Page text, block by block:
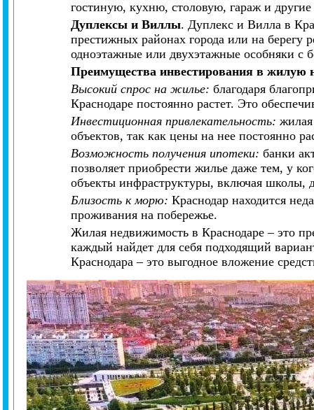
гостиную, кухню, столовую, гараж и
Дуплексы и Виллы. Дуплекс и Вилла в
престижных районах города или на
одноэтажные или двухэтажные особняки с
Преимущества инвестирования в жилую
Высокий спрос на жилье: благодаря
Краснодаре постоянно растет. Это
Инвестиционная привлекательность:
объектов, так как цены на нее постоянно
Возможность получения ипотеки: банки
позволяет приобрести жилье даже тем, у
объекты инфраструктуры, включая школы,
Близость к морю: Краснодар находится
проживания на побережье.
Жилая недвижимость в Краснодаре – это
каждый найдет для себя подходящий
Краснодара – это выгодное вложение